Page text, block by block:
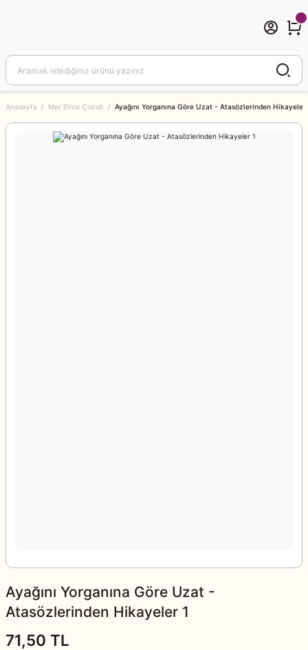
Anasayfa Mor Elma Çocuk Ayağını Yorganına Göre Uzat - Atasözlerinden Hikayeler
Ayağını Yorganına Göre Uzat -
Atasözlerinden Hikayeler 1
71,50 TL